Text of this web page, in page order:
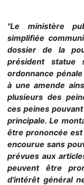
"Le ministère
simplifiée
dossier de la
président statue
ordonnance
à une amende
plusieurs des
ces peines
principale. Le
être prononcée est
encourue sans
prévues aux
peuvent être
d'intérêt général